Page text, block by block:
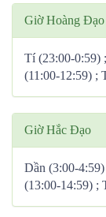
Giờ Hoàng Đạo
Tí (23:00-0:59)
(11:00-12:59) ;
Giờ Hắc Đạo
Dần (3:00-
(13:00-14:59) ;